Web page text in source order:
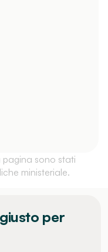
pagina sono stati
ministeriale.
per